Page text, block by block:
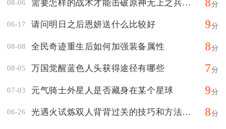
08-06 需要怎样的战术才能击破原神无上之兵的盾 分
06-17 请问明日之后恩妍送什么比较好 9分
08-08 全民奇迹重生后如何加强装备属性 8分
08-05 万国觉醒蓝色人头获得途径有哪些 7分
07-03 元气骑士外星人是否藏身在某个星球 9分
06-26 光遇火试炼双人背背过关的技巧和方法有哪些 8分